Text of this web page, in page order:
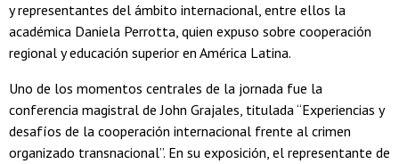
y representantes del ámbito internacional, entre ellos la
académica Daniela Perrotta, quien expuso sobre cooperación
regional y educación superior en América Latina.
Uno de los momentos centrales de la jornada fue la
conferencia magistral de John Grajales, titulada “Experiencias y
desafíos de la cooperación internacional frente al crimen
organizado transnacional”. En su exposición, el representante de